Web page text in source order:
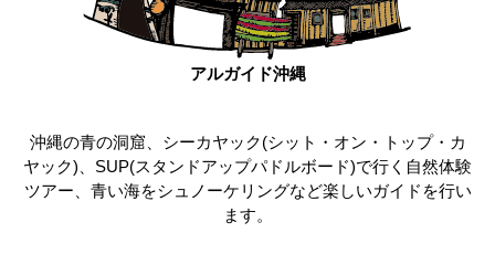
アルガイド沖縄
沖縄の青の洞窟、シーカヤック(シット・オン・トップ・カ
ヤック)、SUP(スタンドアップパドルボード)で行く自然体験
ツアー、青い海をシュノーケリングなど楽しいガイドを行い
ます。